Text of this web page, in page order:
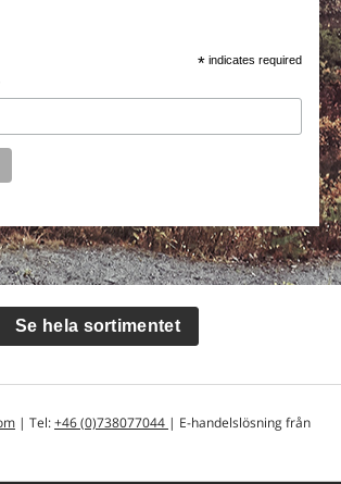
* indicates required
Se hela sortimentet
| Tel:+46 (0)738077044 | E-handelslösning från